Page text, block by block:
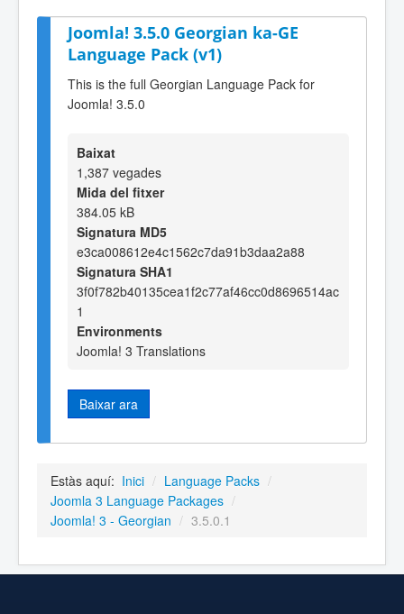
Joomla! 3.5.0 Georgian ka-GE
Language Pack (v1)
This is the full Georgian Language Pack for
Joomla! 3.5.0
Baixat
1,387 vegades
Mida del fitxer
384.05 kB
Signatura MD5
e3ca008612e4c1562c7da91b3daa2a88
Signatura SHA1
3f0f782b40135cea1f2c77af46cc0d8696514ac
1
Environments
Joomla! 3 Translations
Baixar ara
Estàs aquí: Inici / Language Packs /
Joomla 3 Language Packages /
Joomla! 3 - Georgian / 3.5.0.1